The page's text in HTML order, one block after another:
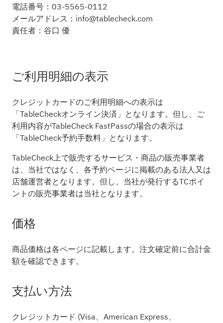
電話番号：03-5565-0112
メールアドレス：info@tablecheck.com
責任者：谷口 優
ご利用明細の表示
クレジットカードのご利用明細への表示は
「TableCheckオンライン決済」となります。但し、ご
利用内容がTableCheck FastPassの場合の表示は
「TableCheck予約手数料」となります。
TableCheck上で販売するサービス・商品の販売事業者
は、当社ではなく、各予約ページに掲載のある法人又は
店舗運営者となります。但し、当社が発行するTCポイ
ントの販売事業者は当社となります。
価格
商品価格は各ページに記載します。注文確定前に合計金
額を確認できます。
支払い方法
クレジットカード (Visa、American Express、